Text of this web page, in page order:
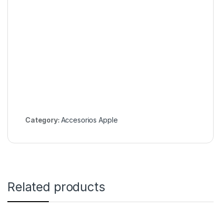
Category: Accesorios Apple
Related products